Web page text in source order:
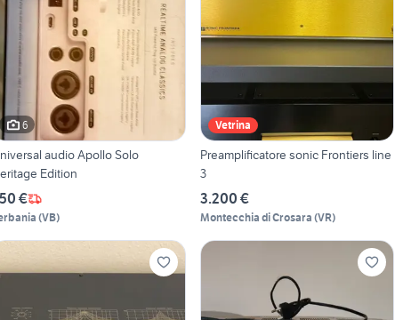
6
audio Apollo Solo
Edition
€
(VB)
Vetrina
Preamplificatore sonic Frontiers line
3
3.200 €
Montecchia di Crosara (VR)